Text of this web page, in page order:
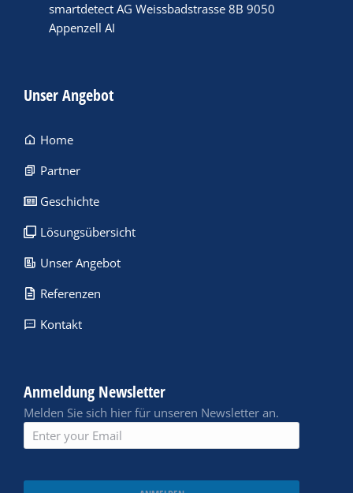
smartdetect AG Weissbadstrasse 8B 9050
Appenzell AI
Unser Angebot
Home
Partner
Geschichte
Lösungsübersicht
Unser Angebot
Referenzen
Kontakt
Anmeldung Newsletter
Melden Sie sich hier für unseren Newsletter an.